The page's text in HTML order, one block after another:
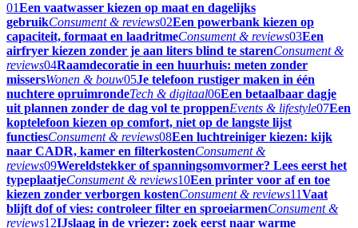
01Een vaatwasser kiezen op maat en dagelijks
gebruikConsument & reviews02Een powerbank kiezen op
capaciteit, formaat en laadritmeConsument & reviews03Een
airfryer kiezen zonder je aan liters blind te starenConsument &
reviews04Raamdecoratie in een huurhuis: meten zonder
missersWonen & bouw05Je telefoon rustiger maken in één
nuchtere opruimrondeTech & digitaal06Een betaalbaar dagje
uit plannen zonder de dag vol te proppenEvents & lifestyle07Een
koptelefoon kiezen op comfort, niet op de langste lijst
functiesConsument & reviews08Een luchtreiniger kiezen: kijk
naar CADR, kamer en filterkostenConsument &
reviews09Wereldstekker of spanningsomvormer? Lees eerst het
typeplaatjeConsument & reviews10Een printer voor af en toe
kiezen zonder verborgen kostenConsument & reviews11Vaat
blijft dof of vies: controleer filter en sproeiarmenConsument &
reviews12IJslaag in de vriezer: zoek eerst naar warme